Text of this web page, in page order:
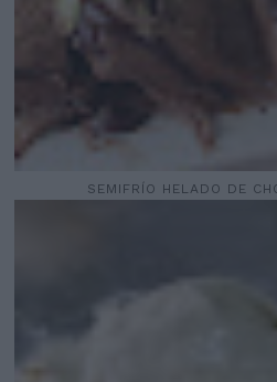
SEMIFRÍO HELADO DE